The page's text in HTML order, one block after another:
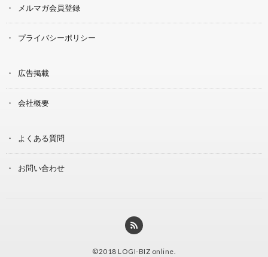
メルマガ会員登録
プライバシーポリシー
広告掲載
会社概要
よくある質問
お問い合わせ
©2018 LOGI-BIZ online